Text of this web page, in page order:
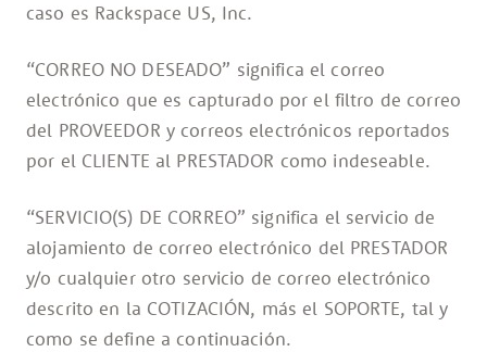
caso es Rackspace US, Inc.
“CORREO NO DESEADO” significa el correo
electrónico que es capturado por el filtro de correo
del PROVEEDOR y correos electrónicos reportados
por el CLIENTE al PRESTADOR como indeseable.
“SERVICIO(S) DE CORREO” significa el servicio de
alojamiento de correo electrónico del PRESTADOR
y/o cualquier otro servicio de correo electrónico
descrito en la COTIZACIÓN, más el SOPORTE, tal y
como se define a continuación.